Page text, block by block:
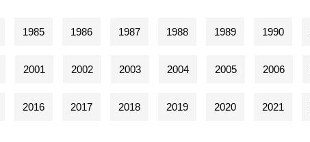
1985 1986 1987 1988 1989 1990
2001 2002 2003 2004 2005 2006
2016 2017 2018 2019 2020 2021